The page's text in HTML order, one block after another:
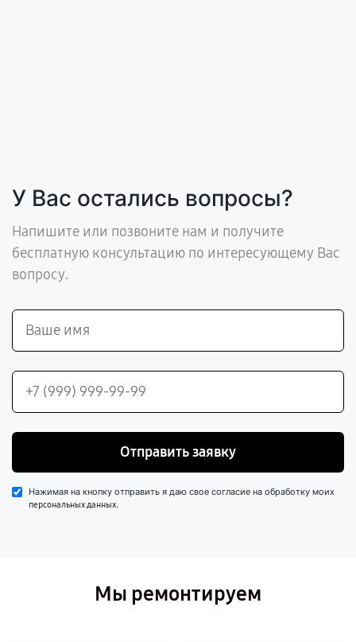
У Вас остались вопросы?
Напишите или позвоните нам и получите
бесплатную консультацию по интересующему Вас
вопросу.
Отправить заявку
Нажимая на кнопку отправить я даю свое согласие на обработку моих
персональных данных.
Мы ремонтируем